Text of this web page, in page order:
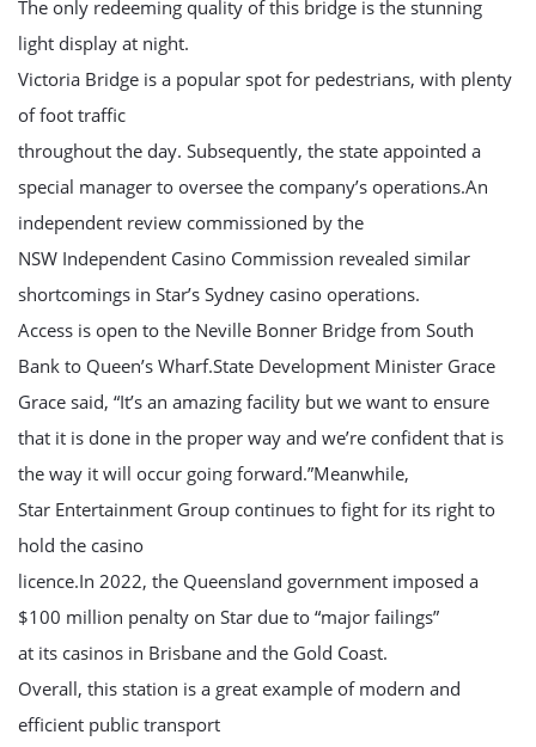
The only redeeming quality of this bridge is the stunning
light display at night.
Victoria Bridge is a popular spot for pedestrians, with plenty
of foot traffic
throughout the day. Subsequently, the state appointed a
special manager to oversee the company’s operations.An
independent review commissioned by the
NSW Independent Casino Commission revealed similar
shortcomings in Star’s Sydney casino operations.
Access is open to the Neville Bonner Bridge from South
Bank to Queen’s Wharf.State Development Minister Grace
Grace said, “It’s an amazing facility but we want to ensure
that it is done in the proper way and we’re confident that is
the way it will occur going forward.”Meanwhile,
Star Entertainment Group continues to fight for its right to
hold the casino
licence.In 2022, the Queensland government imposed a
$100 million penalty on Star due to “major failings”
at its casinos in Brisbane and the Gold Coast.
Overall, this station is a great example of modern and
efficient public transport